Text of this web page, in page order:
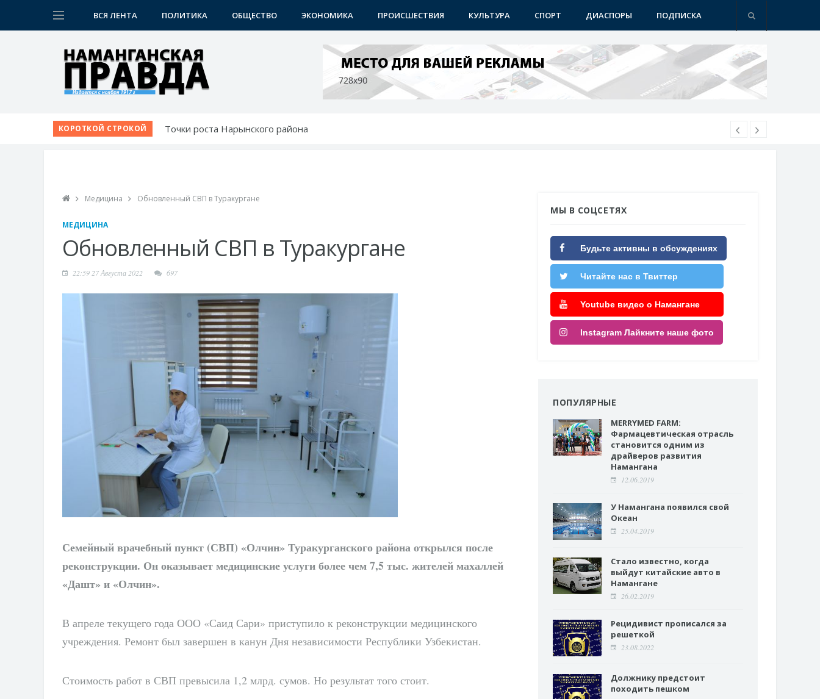
ВСЯ ЛЕНТА ПОЛИТИКА ОБЩЕСТВО ЭКОНОМИКА ПРОИСШЕСТВИЯ КУЛЬТУРА СПОРТ ДИАСПОРЫ ПОДПИСКА
КОРОТКОЙ СТРОКОЙ
Новая жизнь махаллей: преобразования продолжаются
Точки роста Нарынского района
Медицина Обновленный СВП в Туракургане
МЕДИЦИНА
Обновленный СВП в Туракургане
22:59 27 Августа 2022 697
Семейный врачебный пункт (СВП) «Олчин» Туракурганского района открылся после
реконструкции. Он оказывает медицинские услуги более чем 7,5 тыс. жителей махаллей
«Дашт» и «Олчин».
В апреле текущего года ООО «Саид Сари» приступило к реконструкции медицинского
учреждения. Ремонт был завершен в канун Дня независимости Республики Узбекистан.
Стоимость работ в СВП превысила 1,2 млрд. сумов. Но результат того стоит.
МЫ В СОЦСЕТЯХ
Будьте активны в обсуждениях
Читайте нас в Твиттер
Youtube видео о Намангане
Instagram Лайкните наше фото
ПОПУЛЯРНЫЕ
MERRYMED FARM:
Фармацевтическая отрасль
становится одним из
драйверов развития
Намангана
12.06.2019
У Намангана появился свой
Океан
25.04.2019
Стало известно, когда
выйдут китайские авто в
Намангане
26.02.2019
Рецидивист прописался за
решеткой
23.08.2022
Должнику предстоит
походить пешком